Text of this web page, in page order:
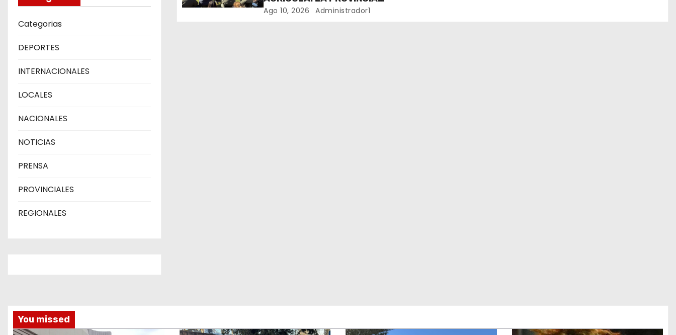
Categorias
DEPORTES
INTERNACIONALES
LOCALES
NACIONALES
NOTICIAS
PRENSA
PROVINCIALES
REGIONALES
e
ENTREGÓ INDEMNIZACIONES A
Ago 10, 2026 Administrador1
You missed